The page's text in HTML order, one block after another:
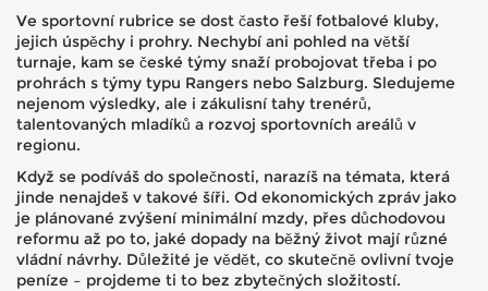
Ve sportovní rubrice se dost často řeší fotbalové kluby,
jejich úspěchy i prohry. Nechybí ani pohled na větší
turnaje, kam se české týmy snaží probojovat třeba i po
prohrách s týmy typu Rangers nebo Salzburg. Sledujeme
nejenom výsledky, ale i zákulisní tahy trenérů,
talentovaných mladíků a rozvoj sportovních areálů v
regionu.
Když se podíváš do společnosti, narazíš na témata, která
jinde nenajdeš v takové šíři. Od ekonomických zpráv jako
je plánované zvýšení minimální mzdy, přes důchodovou
reformu až po to, jaké dopady na běžný život mají různé
vládní návrhy. Důležité je vědět, co skutečně ovlivní tvoje
peníze – projdeme ti to bez zbytečných složitostí.